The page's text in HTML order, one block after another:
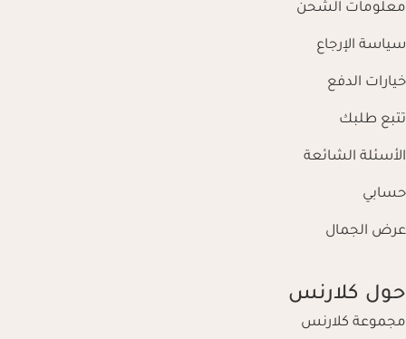
معلومات الشحن
سياسة الإرجاع
خيارات الدفع
تتبع طلبك
الأسئلة الشائعة
حسابي
عرض الجمال
حول كلارنس
مجموعة كلارنس